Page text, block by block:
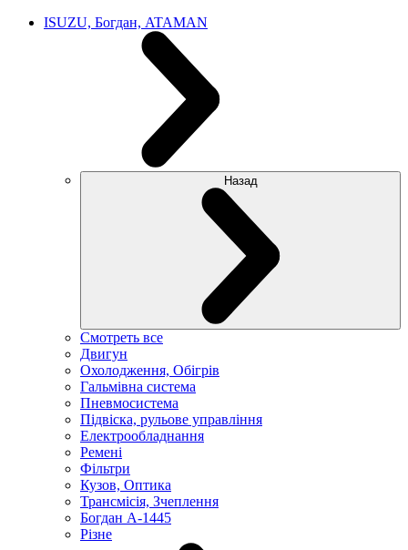
ISUZU, Богдан, ATAMAN
Назад
Смотреть все
Двигун
Охолодження, Обігрів
Гальмівна система
Пневмосистема
Підвіска, рульове управління
Електрообладнання
Ремені
Фільтри
Кузов, Оптика
Трансмісія, Зчеплення
Богдан А-1445
Різне